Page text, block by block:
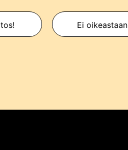
Ei oikeastaan